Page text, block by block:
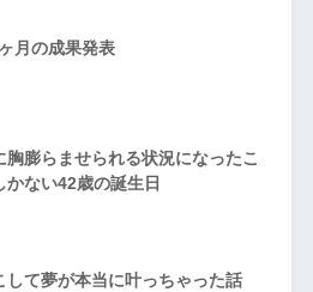
月の成果発表
胸膨らませられる状況になったこ
かない42歳の誕生日
して夢が本当に叶っちゃった話